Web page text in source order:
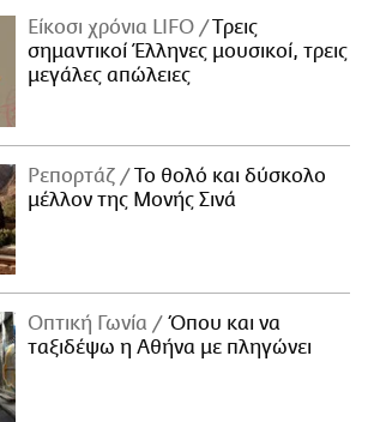
Είκοσι χρόνια LIFO
Tρεις
σημαντικοί Έλληνες μουσικοί, τρεις
μεγάλες απώλειες
Ρεπορτάζ
Το θολό και δύσκολο
μέλλον της Μονής Σινά
Οπτική Γωνία
Όπου και να
ταξιδέψω η Αθήνα με πληγώνει